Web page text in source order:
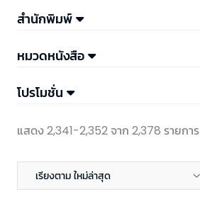
สำนักพิมพ์
หมวดหนังสือ
โปรโมชั่น
แสดง 2,341-2,352 จาก 2,378 รายการ
เรียงตาม ใหม่ล่าสุด